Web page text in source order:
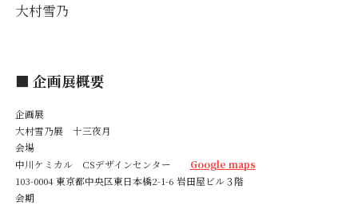
大村雪乃
■ 企画展概要
企画展
大村雪乃展 十三夜月
会場
中川ケミカル CSデザインセンター Google maps
103-0004 東京都中央区東日本橋2-1-6 岩田屋ビル３階
会期